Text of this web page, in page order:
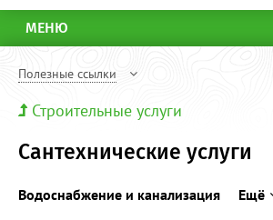
МЕНЮ
Полезные ссылки
Строительные услуги
Сантехнические услуги
Водоснабжение и канализация Ещё